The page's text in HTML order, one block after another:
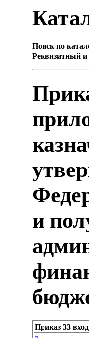
Поиск по
Реквизитный и
и
Приказ 33